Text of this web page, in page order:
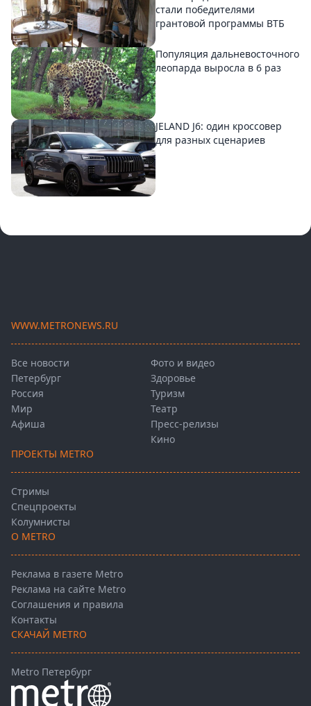
стали победителями
грантовой программы ВТБ
Популяция дальневосточного
леопарда выросла в 6 раз
JELAND J6: один кроссовер
для разных сценариев
WWW.METRONEWS.RU
Все новости
Петербург
Россия
Мир
Афиша
Фото и видео
Здоровье
Туризм
Театр
Пресс-релизы
Кино
ПРОЕКТЫ METRO
Стримы
Спецпроекты
Колумнисты
О METRO
Реклама в газете Metro
Реклама на сайте Metro
Соглашения и правила
Контакты
СКАЧАЙ METRO
Metro Петербург